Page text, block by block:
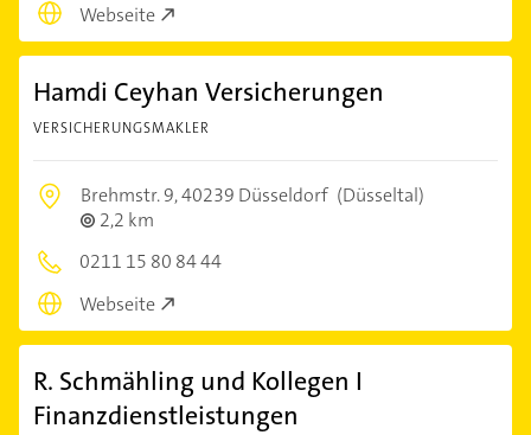
Webseite
Hamdi Ceyhan Versicherungen
VERSICHERUNGSMAKLER
Brehmstr. 9,40239 Düsseldorf (Düsseltal)
2,2 km
0211 15 80 84 44
Webseite
R. Schmähling und Kollegen I
Finanzdienstleistungen